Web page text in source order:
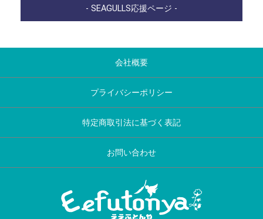
- SEAGULLS応援ページ -
会社概要
プライバシーポリシー
特定商取引法に基づく表記
お問い合わせ